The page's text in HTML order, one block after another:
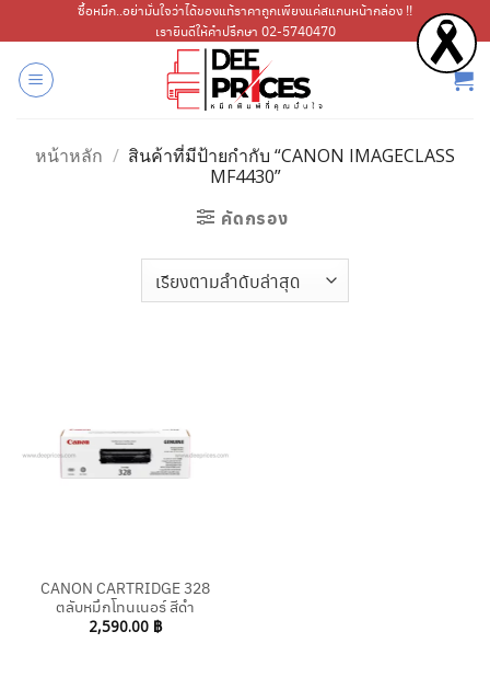
ไป
เนื้อหา
ซื้อหมึก..อย่ามั่นใจว่าได้ของแท้ราคาถูกเพียงแค่สแกนหน้ากล่อง !!
เรายินดีให้คำปรึกษา 02-5740470
หน้าหลัก / สินค้าที่มีป้ายกำกับ “CANON IMAGECLASS
MF4430”
คัดกรอง
CANON CARTRIDGE 328
ตลับหมึกโทนเนอร์ สีดำ
2,590.00 ฿